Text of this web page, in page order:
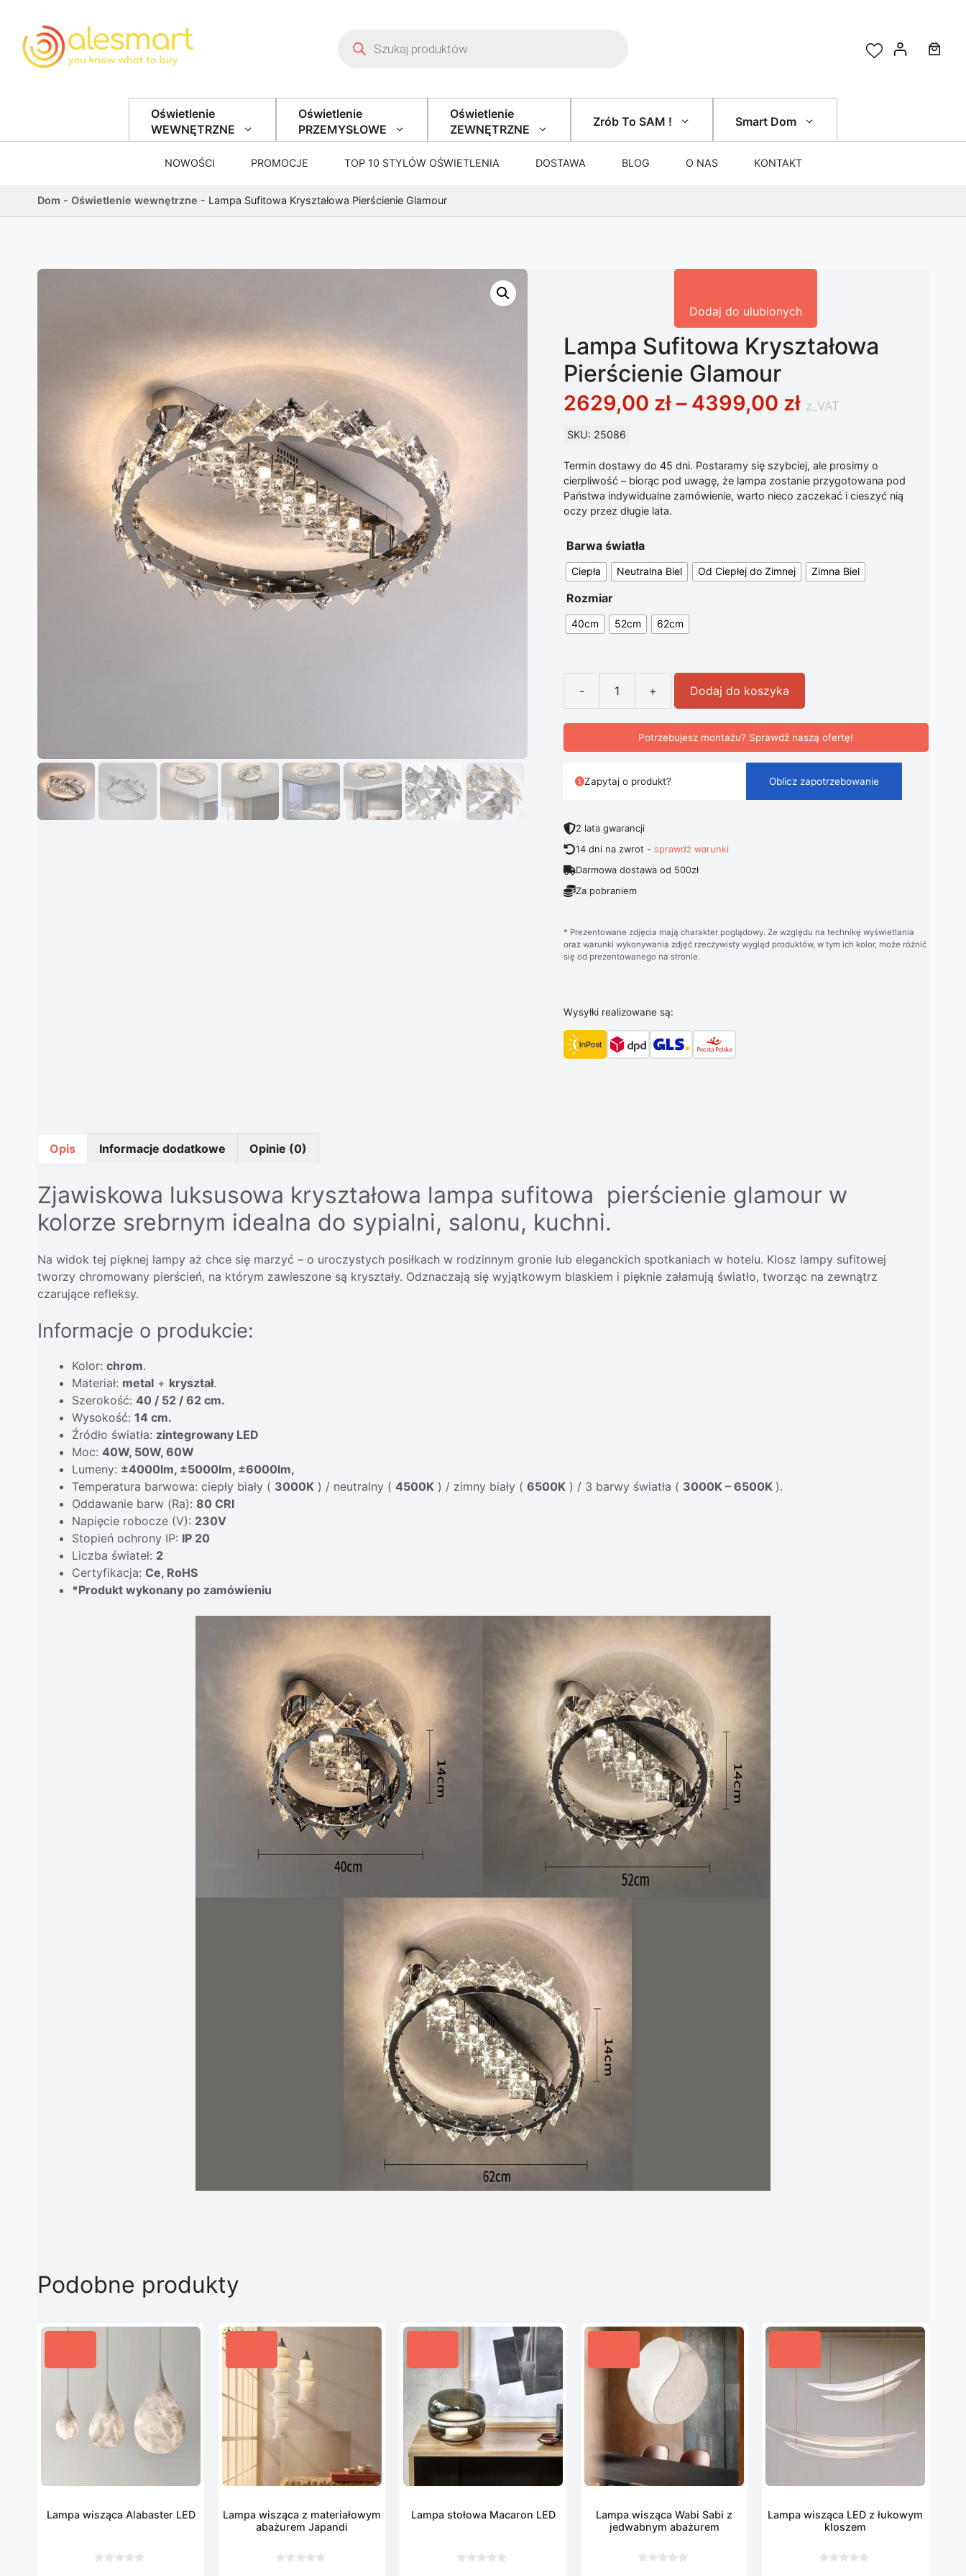
Oświetlenie
WEWNĘTRZNE
Oświetlenie
PRZEMYSŁOWE
Oświetlenie
ZEWNĘTRZNE
Zrób To SAM ! Smart Dom
NOWOŚCI PROMOCJE TOP 10 STYLÓW OŚWIETLENIA DOSTAWA BLOG O NAS KONTAKT
Dom - Oświetlenie wewnętrzne - Lampa Sufitowa Kryształowa Pierścienie Glamour
Dodaj do ulubionych
Lampa Sufitowa Kryształowa
Pierścienie Glamour
2629,00 zł – 4399,00 złZakres cen: od
z_VAT
SKU: 25086
Termin dostawy do 45 dni. Postaramy się szybciej, ale prosimy o
cierpliwość – biorąc pod uwagę, że lampa zostanie przygotowana pod
Państwa indywidualne zamówienie, warto nieco zaczekać i cieszyć nią
oczy przez długie lata.
Barwa światła
Ciepła Neutralna Biel Od Ciepłej do Zimnej Zimna Biel
Rozmiar
40cm 52cm 62cm
-
ilość Lampa Sufitowa Kryształowa Pierścienie Glamour
+ Dodaj do koszyka
Potrzebujesz montażu? Sprawdź naszą ofertę!
Zapytaj o produkt? Oblicz zapotrzebowanie
2 lata gwarancji
14 dni na zwrot -sprawdź warunki
Darmowa dostawa od 500zł
Za pobraniem
* Prezentowane zdjęcia mają charakter poglądowy. Ze względu na technikę wyświetlania
oraz warunki wykonywania zdjęć rzeczywisty wygląd produktów, w tym ich kolor, może różnić
się od prezentowanego na stronie.
Wysyłki realizowane są:
Opis Informacje dodatkowe Opinie (0)
Zjawiskowa luksusowa kryształowa lampa sufitowa pierścienie glamour w
kolorze srebrnym idealna do sypialni, salonu, kuchni.
Na widok tej pięknej lampy aż chce się marzyć – o uroczystych posiłkach w rodzinnym gronie lub eleganckich spotkaniach w hotelu. Klosz lampy sufitowej
tworzy chromowany pierścień, na którym zawieszone są kryształy. Odznaczają się wyjątkowym blaskiem i pięknie załamują światło, tworząc na zewnątrz
czarujące refleksy.
Informacje o produkcie:
Kolor: chrom.
Materiał: metal + kryształ.
Szerokość: 40 / 52 / 62 cm.
Wysokość: 14 cm.
Źródło światła: zintegrowany LED
Moc: 40W, 50W, 60W
Lumeny: ±4000lm, ±5000lm, ±6000lm,
Temperatura barwowa: ciepły biały ( 3000K ) / neutralny ( 4500K ) / zimny biały ( 6500K ) / 3 barwy światła ( 3000K – 6500K ).
Oddawanie barw (Ra): 80 CRI
Napięcie robocze (V): 230V
Stopień ochrony IP: IP 20
Liczba świateł: 2
Certyfikacja: Ce, RoHS
*Produkt wykonany po zamówieniu
Podobne produkty
Lampa wisząca Alabaster LED
Lampa wisząca z materiałowym
abażurem Japandi
Lampa stołowa Macaron LED
Lampa wisząca Wabi Sabi z
jedwabnym abażurem
Lampa wisząca LED z łukowym
kloszem